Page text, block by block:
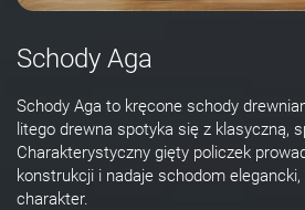
Schody Aga
Schody Aga to kręcone schody
litego drewna spotyka się z klasyczną,
Charakterystyczny gięty policzek
konstrukcji i nadaje schodom
charakter.